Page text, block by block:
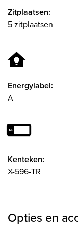
Zitplaatsen:
5 zitplaatsen
Energylabel:
A
Kenteken:
X-596-TR
Opties en